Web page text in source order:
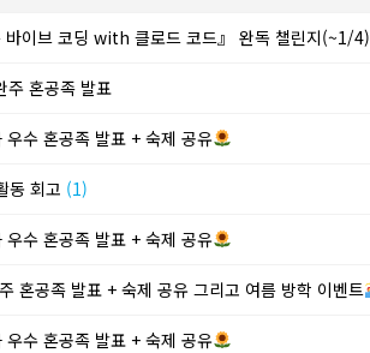
이브 코딩 with 클로드 코드』 완독 챌린지(~1/4)
혼공족 발표
우수 혼공족 발표 + 숙제 공유
동 회고 (1)
우수 혼공족 발표 + 숙제 공유
혼공족 발표 + 숙제 공유 그리고 여름 방학 이벤트
우수 혼공족 발표 + 숙제 공유